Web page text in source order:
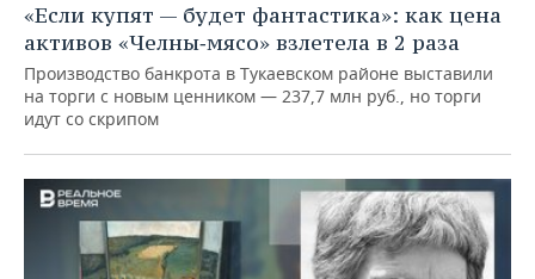
«Если купят — будет фантастика»: как цена
активов «Челны‑мясо» взлетела в 2 раза
Производство банкрота в Тукаевском районе выставили
на торги с новым ценником — 237,7 млн руб., но торги
идут со скрипом